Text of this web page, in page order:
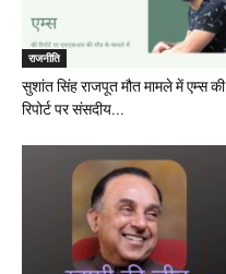
राजनीति
सुशांत सिंह राजपूत मौत मामले में एम्स की
रिपोर्ट पर संसदीय...